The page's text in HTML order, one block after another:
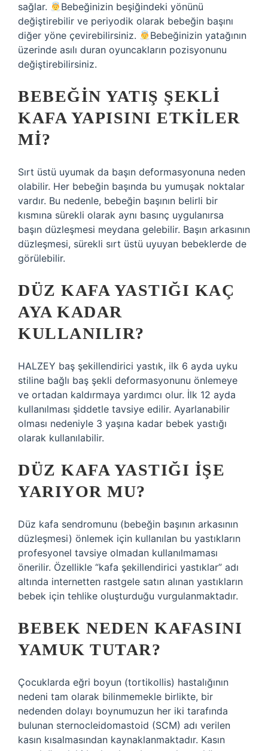
sağlar.
Bebeğinizin beşiğindeki yönünü
değiştirebilir ve periyodik olarak bebeğin başını
diğer yöne çevirebilirsiniz.
Bebeğinizin yatağının
üzerinde asılı duran oyuncakların pozisyonunu
değiştirebilirsiniz.
BEBEĞIN YATIŞ ŞEKLI
KAFA YAPISINI ETKILER
MI?
Sırt üstü uyumak da başın deformasyonuna neden
olabilir. Her bebeğin başında bu yumuşak noktalar
vardır. Bu nedenle, bebeğin başının belirli bir
kısmına sürekli olarak aynı basınç uygulanırsa
başın düzleşmesi meydana gelebilir. Başın arkasının
düzleşmesi, sürekli sırt üstü uyuyan bebeklerde de
görülebilir.
DÜZ KAFA YASTIĞI KAÇ
AYA KADAR
KULLANILIR?
HALZEY baş şekillendirici yastık, ilk 6 ayda uyku
stiline bağlı baş şekli deformasyonunu önlemeye
ve ortadan kaldırmaya yardımcı olur. İlk 12 ayda
kullanılması şiddetle tavsiye edilir. Ayarlanabilir
olması nedeniyle 3 yaşına kadar bebek yastığı
olarak kullanılabilir.
DÜZ KAFA YASTIĞI IŞE
YARIYOR MU?
Düz kafa sendromunu (bebeğin başının arkasının
düzleşmesi) önlemek için kullanılan bu yastıkların
profesyonel tavsiye olmadan kullanılmaması
önerilir. Özellikle “kafa şekillendirici yastıklar” adı
altında internetten rastgele satın alınan yastıkların
bebek için tehlike oluşturduğu vurgulanmaktadır.
BEBEK NEDEN KAFASINI
YAMUK TUTAR?
Çocuklarda eğri boyun (tortikollis) hastalığının
nedeni tam olarak bilinmemekle birlikte, bir
nedenden dolayı boynumuzun her iki tarafında
bulunan sternocleidomastoid (SCM) adı verilen
kasın kısalmasından kaynaklanmaktadır. Kasın